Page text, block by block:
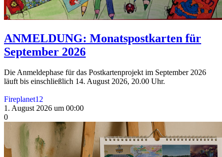
ANMELDUNG: Monatspostkarten für
September 2026
Die Anmeldephase für das Postkartenprojekt im September 2026
läuft bis einschließlich 14. August 2026, 20.00 Uhr.
Fireplanet12
1. August 2026 um 00:00
0